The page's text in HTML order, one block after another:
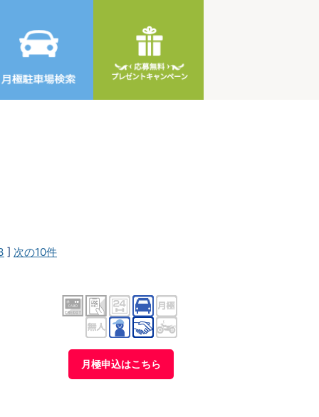
] 次の10件
月極申込はこちら